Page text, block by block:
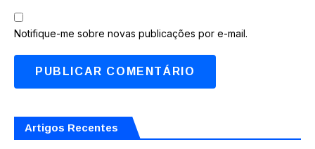
Notifique-me sobre novas publicações por e-mail.
Artigos Recentes